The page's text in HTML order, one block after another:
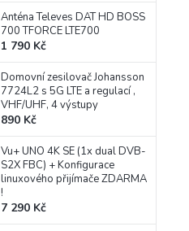
Anténa Televes DAT HD BOSS
700 TFORCE LTE700
1 790 Kč
Domovní zesilovač Johansson
7724L2 s 5G LTE a regulací ,
VHF/UHF, 4 výstupy
890 Kč
Vu+ UNO 4K SE (1x dual DVB-
S2X FBC) + Konfigurace
linuxového přijímače ZDARMA
!
7 290 Kč